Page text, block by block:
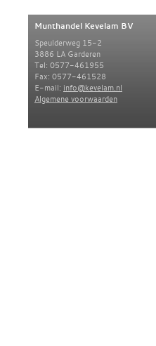
Munthandel Kevelam BV
Speulderweg 15-2
3886 LA Garderen
Tel: 0577-461955
Fax: 0577-461528
E-mail: info@kevelam.nl
Algemene voorwaarden